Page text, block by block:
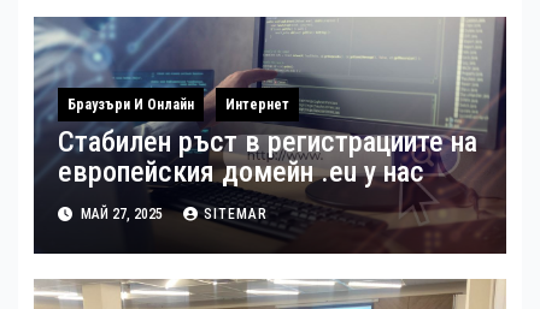
Браузъри И Онлайн Интернет
Стабилен ръст в регистрациите на
европейския домейн .eu у нас
МАЙ 27, 2025 SITEMAR